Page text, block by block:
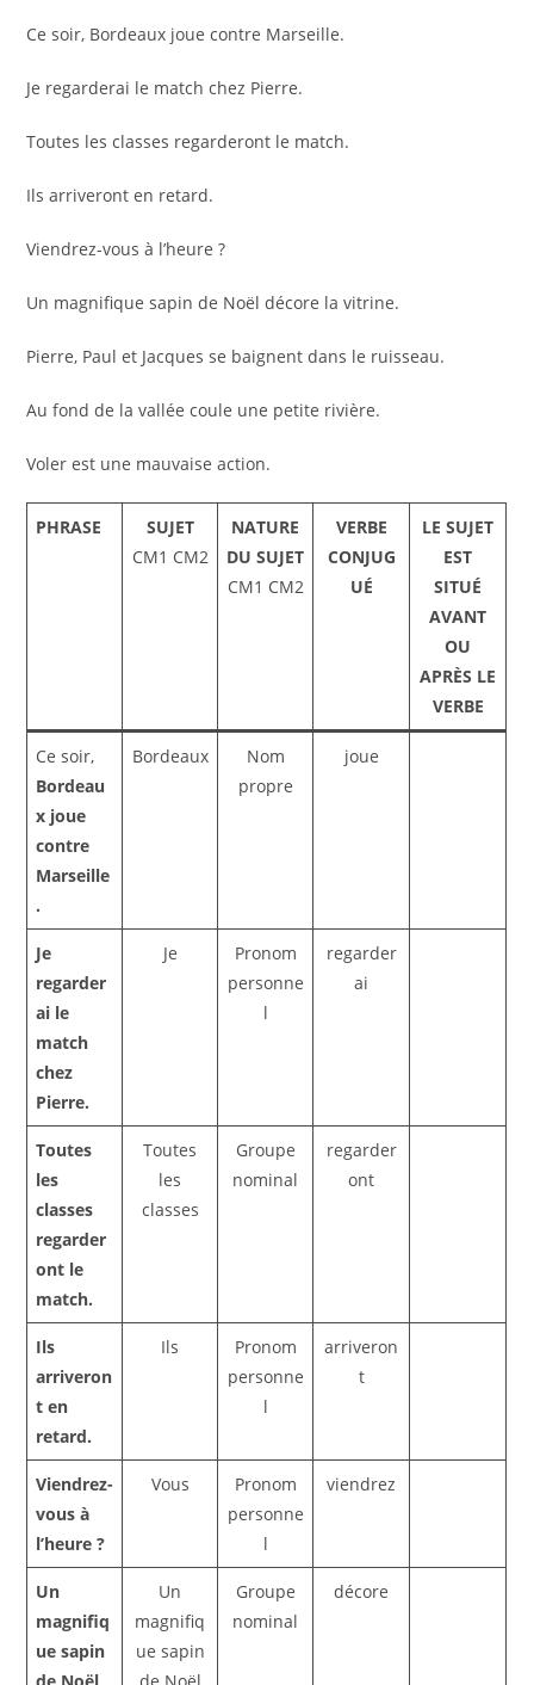
Ce soir, Bordeaux joue contre Marseille.
Je regarderai le match chez Pierre.
Toutes les classes regarderont le match.
Ils arriveront en retard.
Viendrez-vous à l’heure ?
Un magnifique sapin de Noël décore la vitrine.
Pierre, Paul et Jacques se baignent dans le ruisseau.
Au fond de la vallée coule une petite rivière.
Voler est une mauvaise action.
PHRASE
SUJET
CM1 CM2
NATURE
DU SUJET
CM1 CM2
VERBE
CONJUG
UÉ
LE SUJET
EST
SITUÉ
AVANT
OU
APRÈS LE
VERBE
Ce soir,
Bordeau
x joue
contre
Marseille
.
Bordeaux
Nom
propre
joue
Je
regarder
ai le
match
chez
Pierre.
Je
Pronom
personne
l
regarder
ai
Toutes
les
classes
regarder
ont le
match.
Toutes
les
classes
Groupe
nominal
regarder
ont
Ils
arriveron
t en
retard.
Ils
Pronom
personne
l
arriveron
t
Viendrez-
vous à
l’heure ?
Vous
Pronom
personne
l
viendrez
Un
magnifiq
ue sapin
Un
magnifiq
ue sapin
Groupe
nominal
décore